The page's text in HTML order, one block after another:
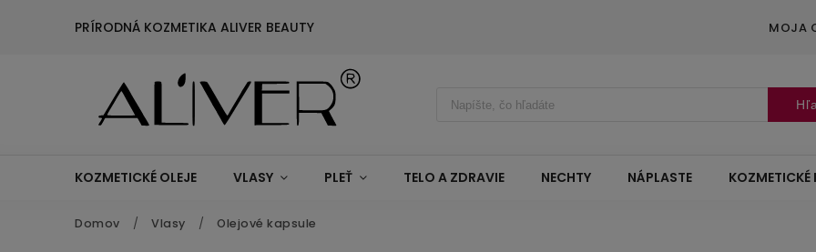
PRÍRODNÁ KOZMETIKA ALIVER BEAUTY MOJA
KOZMETICKÉ OLEJE VLASY PLEŤ TELO A ZDRAVIE NECHTY NÁPLASTE KOZMETICKÉ
Domov / Vlasy / Olejové kapsule